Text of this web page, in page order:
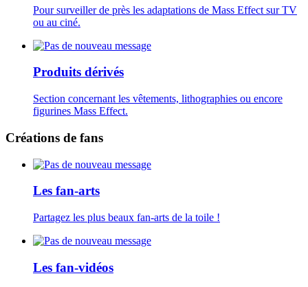
Pour surveiller de près les adaptations de Mass Effect sur TV
ou au ciné.
Produits dérivés
Section concernant les vêtements, lithographies ou encore
figurines Mass Effect.
Créations de fans
Les fan-arts
Partagez les plus beaux fan-arts de la toile !
Les fan-vidéos